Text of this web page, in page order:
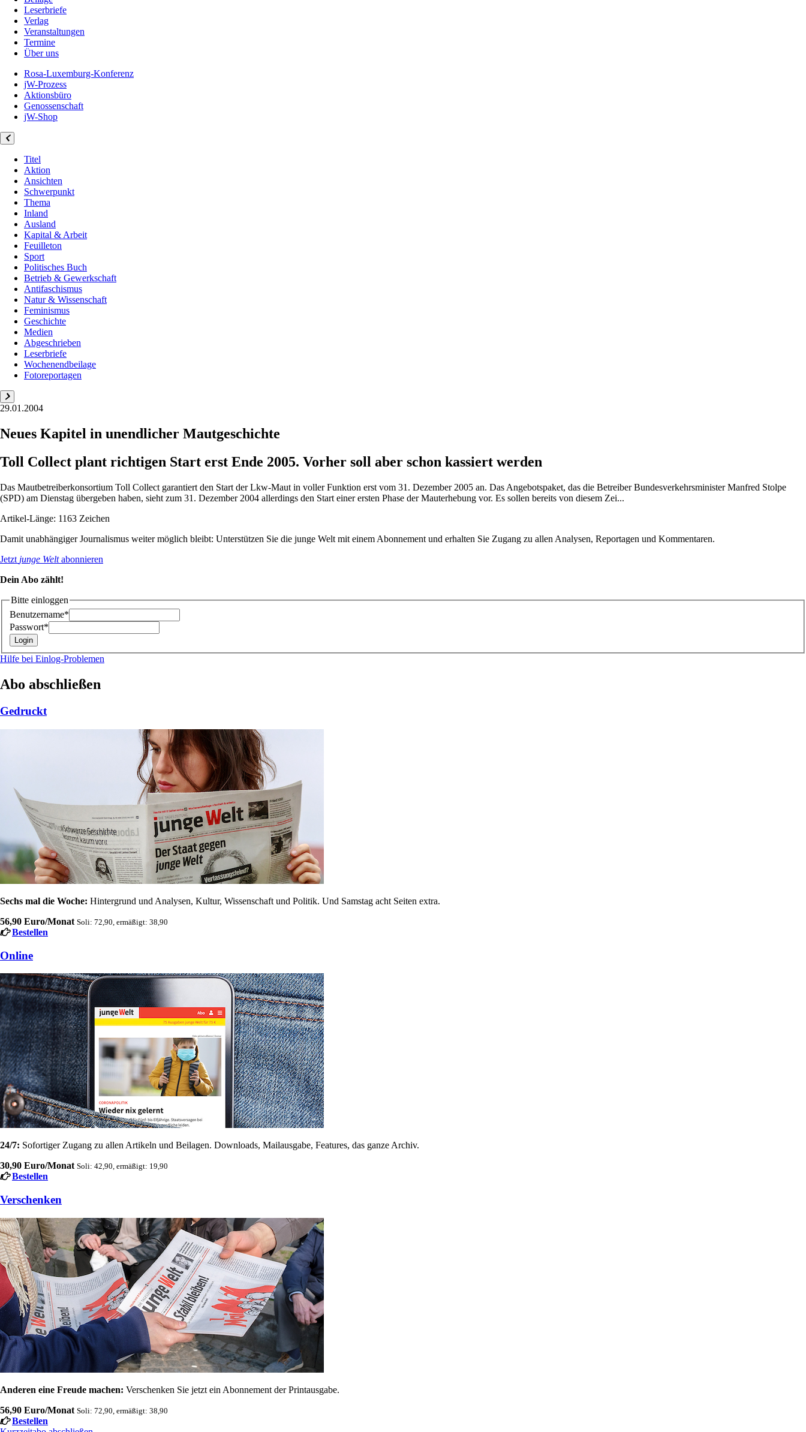
Leserbriefe
Verlag
Veranstaltungen
Termine
Über uns
Rosa-Luxemburg-Konferenz
jW-Prozess
Aktionsbüro
Genossenschaft
jW-Shop
Titel
Aktion
Ansichten
Schwerpunkt
Thema
Inland
Ausland
Kapital & Arbeit
Feuilleton
Sport
Politisches Buch
Betrieb & Gewerkschaft
Antifaschismus
Natur & Wissenschaft
Feminismus
Geschichte
Medien
Abgeschrieben
Leserbriefe
Wochenendbeilage
Fotoreportagen
29.01.2004
Neues Kapitel in unendlicher Mautgeschichte
Toll Collect plant richtigen Start erst Ende 2005. Vorher soll aber schon kassiert werden
Das Mautbetreiberkonsortium Toll Collect garantiert den Start der Lkw-Maut in voller Funktion erst vom 31. Dezember 2005 an. Das Angebotspaket, das die Betreiber Bundesverkehrsminister Manfred Stolpe
(SPD) am Dienstag übergeben haben, sieht zum 31. Dezember 2004 allerdings den Start einer ersten Phase der Mauterhebung vor. Es sollen bereits von diesem Zei...
Artikel-Länge: 1163 Zeichen
Damit unabhängiger Journalismus weiter möglich bleibt: Unterstützen Sie die junge Welt mit einem Abonnement und erhalten Sie Zugang zu allen Analysen, Reportagen und Kommentaren.
Jetzt junge Weltabonnieren
Dein Abo zählt!
Bitte einloggen
Benutzername*
Passwort*
Hilfe bei Einlog-Problemen
Abo abschließen
Gedruckt
Sechs mal die Woche: Hintergrund und Analysen, Kultur, Wissenschaft und Politik. Und Samstag acht Seiten extra.
56,90 Euro/Monat Soli: 72,90, ermäßigt: 38,90
Bestellen
Online
24/7: Sofortiger Zugang zu allen Artikeln und Beilagen. Downloads, Mailausgabe, Features, das ganze Archiv.
30,90 Euro/Monat Soli: 42,90, ermäßigt: 19,90
Bestellen
Verschenken
Anderen eine Freude machen: Verschenken Sie jetzt ein Abonnement der Printausgabe.
56,90 Euro/Monat Soli: 72,90, ermäßigt: 38,90
Bestellen